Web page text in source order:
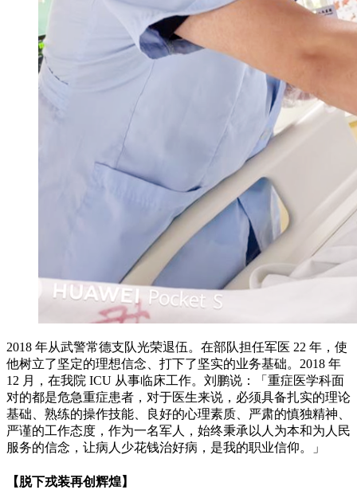
2018 年从武警常德支队光荣退伍。在部队担任军医 22 年，使
他树立了坚定的理想信念、打下了坚实的业务基础。2018 年
12 月，在我院 ICU 从事临床工作。刘鹏说：「重症医学科面
对的都是危急重症患者，对于医生来说，必须具备扎实的理论
基础、熟练的操作技能、良好的心理素质、严肃的慎独精神、
严谨的工作态度，作为一名军人，始终秉承以人为本和为人民
服务的信念，让病人少花钱治好病，是我的职业信仰。」
【脱下戎装再创辉煌】